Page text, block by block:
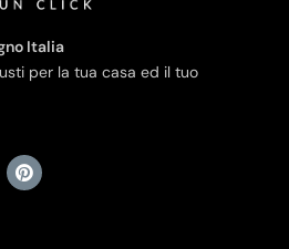
Italia
per la tua casa ed il tuo